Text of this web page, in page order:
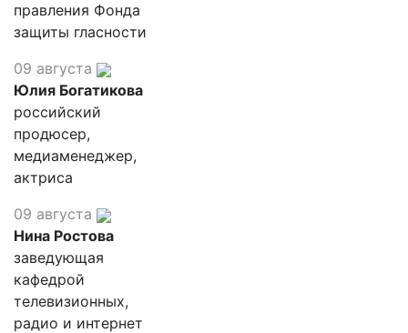
правления Фонда
защиты гласности
09 августа
Юлия Богатикова
российский
продюсер,
медиаменеджер,
актриса
09 августа
Нина Ростова
заведующая
кафедрой
телевизионных,
радио и интернет